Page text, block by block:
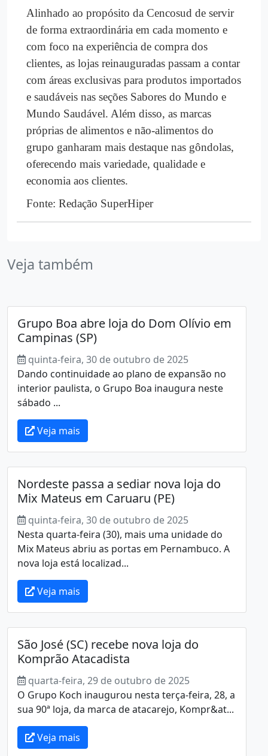
Alinhado ao propósito da Cencosud de servir
de forma extraordinária em cada momento e
com foco na experiência de compra dos
clientes, as lojas reinauguradas passam a contar
com áreas exclusivas para produtos importados
e saudáveis nas seções Sabores do Mundo e
Mundo Saudável. Além disso, as marcas
próprias de alimentos e não-alimentos do
grupo ganharam mais destaque nas gôndolas,
oferecendo mais variedade, qualidade e
economia aos clientes.
Fonte: Redação SuperHiper
Veja também
Grupo Boa abre loja do Dom Olívio em
Campinas (SP)
quinta-feira, 30 de outubro de 2025
Dando continuidade ao plano de expansão no
interior paulista, o Grupo Boa inaugura neste
sábado ...
Veja mais
Nordeste passa a sediar nova loja do
Mix Mateus em Caruaru (PE)
quinta-feira, 30 de outubro de 2025
Nesta quarta-feira (30), mais uma unidade do
Mix Mateus abriu as portas em Pernambuco. A
nova loja está localizad...
Veja mais
São José (SC) recebe nova loja do
Komprão Atacadista
quarta-feira, 29 de outubro de 2025
O Grupo Koch inaugurou nesta terça-feira, 28, a
sua 90ª loja, da marca de atacarejo, Kompr&at...
Veja mais